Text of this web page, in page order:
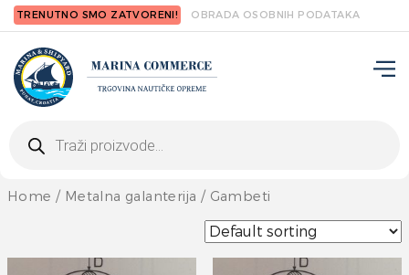
TRENUTNO SMO ZATVORENI! OBRADA OSOBNIH PODATAKA
search
Home / Metalna galanterija / Gambeti